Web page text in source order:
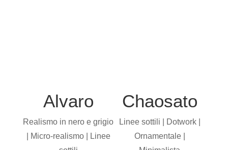
Alvaro
Realismo in nero e grigio
| Micro-realismo | Linee
Chaosato
Linee sottili | Dotwork |
Ornamentale |